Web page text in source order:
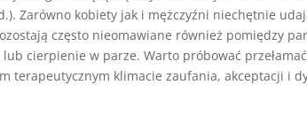
Zarówno kobiety jak i mężczyźni niechętnie
często nieomawiane również pomiędzy
cierpienie w parze. Warto próbować
terapeutycznym klimacie zaufania, akceptacji i